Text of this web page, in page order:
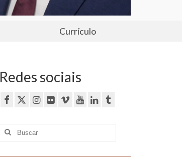
Currículo
Redes sociais
Buscar